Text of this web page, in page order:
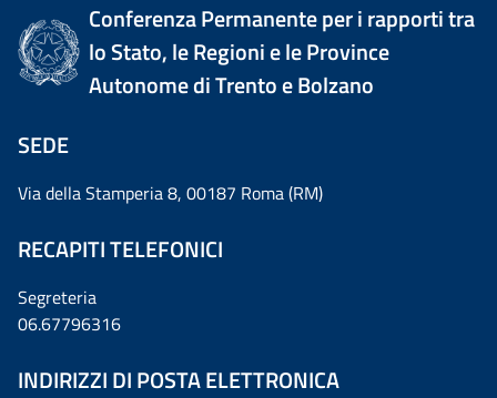
Conferenza Permanente per i rapporti tra
lo Stato, le Regioni e le Province
Autonome di Trento e Bolzano
SEDE
Via della Stamperia 8, 00187 Roma (RM)
RECAPITI TELEFONICI
Segreteria
06.67796316
INDIRIZZI DI POSTA ELETTRONICA